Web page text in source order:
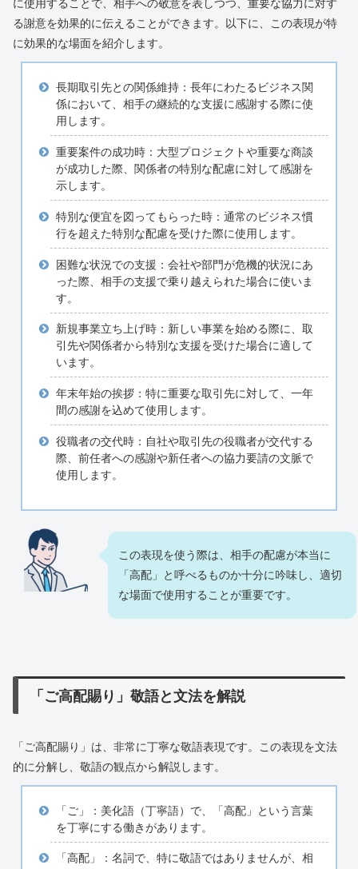
に使用することで、相手への敬意を表しつつ、重要な協力に対す
る謝意を効果的に伝えることができます。以下に、この表現が特
に効果的な場面を紹介します。
長期取引先との関係維持：長年にわたるビジネス関
係において、相手の継続的な支援に感謝する際に使
用します。
重要案件の成功時：大型プロジェクトや重要な商談
が成功した際、関係者の特別な配慮に対して感謝を
示します。
特別な便宜を図ってもらった時：通常のビジネス慣
行を超えた特別な配慮を受けた際に使用します。
困難な状況での支援：会社や部門が危機的状況にあ
った際、相手の支援で乗り越えられた場合に使いま
す。
新規事業立ち上げ時：新しい事業を始める際に、取
引先や関係者から特別な支援を受けた場合に適して
います。
年末年始の挨拶：特に重要な取引先に対して、一年
間の感謝を込めて使用します。
役職者の交代時：自社や取引先の役職者が交代する
際、前任者への感謝や新任者への協力要請の文脈で
使用します。
この表現を使う際は、相手の配慮が本当に
「高配」と呼べるものか十分に吟味し、適切
な場面で使用することが重要です。
「ご高配賜り」敬語と文法を解説
「ご高配賜り」は、非常に丁寧な敬語表現です。この表現を文法
的に分解し、敬語の観点から解説します。
「ご」：美化語（丁寧語）で、「高配」という言葉
を丁寧にする働きがあります。
「高配」：名詞で、特に敬語ではありませんが、相